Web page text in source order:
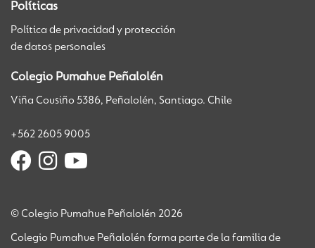
Políticas
Política de privacidad y protección
de datos personales
Colegio Pumahue Peñalolén
Viña Cousiño 5386, Peñalolén, Santiago. Chile
+562 2605 9005
© Colegio Pumahue Peñalolén 2026
Colegio Pumahue Peñalolén forma parte de la familia de